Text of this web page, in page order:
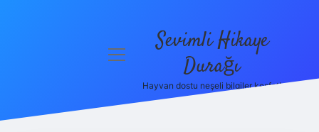
menüyü
Sevimli Hikaye
Durağı
Hayvan dostu neşeli bilgiler keşfet!